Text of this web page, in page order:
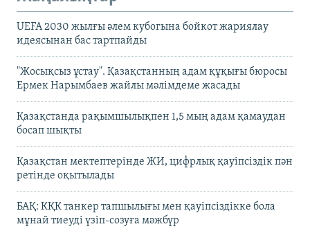
UEFA 2030 жылғы әлем кубогына бойкот жариялау
идеясынан бас тартпайды
"Жосықсыз ұстау". Қазақстанның адам құқығы бюросы
Ермек Нарымбаев жайлы мәлімдеме жасады
Қазақстанда рақымшылықпен 1,5 мың адам қамаудан
босап шықты
Қазақстан мектептерінде ЖИ, цифрлық қауіпсіздік пән
ретінде оқытылады
БАҚ: КҚК танкер тапшылығы мен қауіпсіздікке бола
мұнай тиеуді үзіп-созуға мәжбүр